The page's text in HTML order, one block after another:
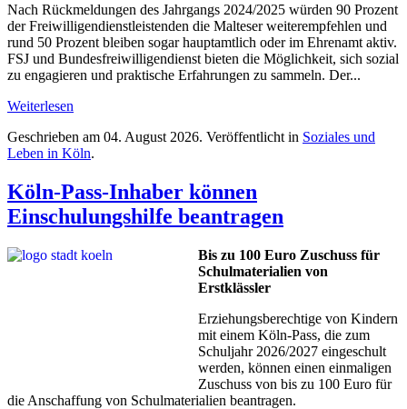
Nach Rückmeldungen des Jahrgangs 2024/2025 würden 90 Prozent
der Freiwilligendienstleistenden die Malteser weiterempfehlen und
rund 50 Prozent bleiben sogar hauptamtlich oder im Ehrenamt aktiv.
FSJ und Bundesfreiwilligendienst bieten die Möglichkeit, sich sozial
zu engagieren und praktische Erfahrungen zu sammeln. Der...
Weiterlesen
Geschrieben am 04. August 2026. Veröffentlicht in Soziales und
Leben in Köln.
Köln-Pass-Inhaber können
Einschulungshilfe beantragen
Bis zu 100 Euro Zuschuss für
Schulmaterialien von
Erstklässler
Erziehungsberechtige von Kindern
mit einem Köln-Pass, die zum
Schuljahr 2026/2027 eingeschult
werden, können einen einmaligen
Zuschuss von bis zu 100 Euro für
die Anschaffung von Schulmaterialien beantragen.